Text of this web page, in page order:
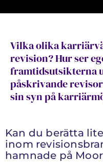
Vilka olika
revision? Hur ser
framtidsutsikterna
påskrivande
sin syn på
Kan du berätta
inom
hamnade på